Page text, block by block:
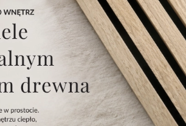
z poprzedniej sesji.